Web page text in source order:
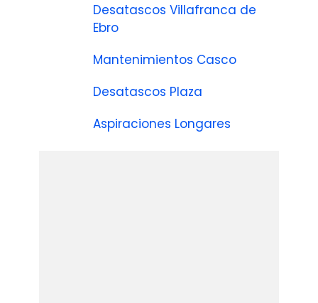
Desatascos Villafranca de
Ebro
Mantenimientos Casco
Desatascos Plaza
Aspiraciones Longares